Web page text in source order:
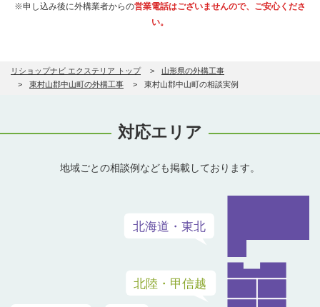
リショップナビ エクステリア トップ
山形県の外構工事
東村山郡中山町の外構工事
東村山郡中山町の相談実例
※申し込み後に外構業者からの営業電話はございませんので、ご安心くださ
い。
対応エリア
地域ごとの相談例なども掲載しております。